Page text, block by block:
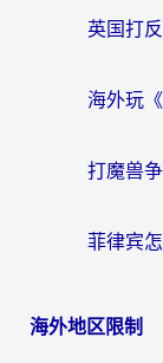
海外地区限制